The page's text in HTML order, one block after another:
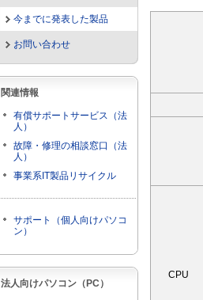
今までに発表した製品
お問い合わせ
関連情報
有償サポートサービス（法
人）
故障・修理の相談窓口（法
人）
事業系IT製品リサイクル
サポート（個人向けパソコ
ン）
法人向けパソコン（PC）
CPU